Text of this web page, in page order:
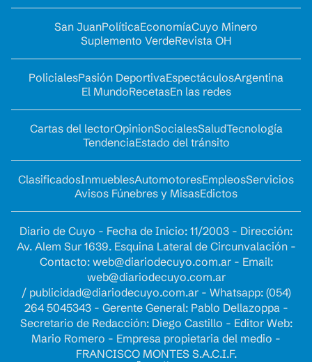
San JuanPolíticaEconomíaCuyo Minero
Suplemento VerdeRevista OH
PolicialesPasión DeportivaEspectáculosArgentina
El MundoRecetasEn las redes
Cartas del lectorOpinionSocialesSaludTecnología
TendenciaEstado del tránsito
ClasificadosInmueblesAutomotoresEmpleosServicios
Avisos Fúnebres y MisasEdictos
Diario de Cuyo - Fecha de Inicio: 11/2003 - Dirección:
Av. Alem Sur 1639. Esquina Lateral de Circunvalación -
Contacto: web@diariodecuyo.com.ar- Email:
web@diariodecuyo.com.ar
/ publicidad@diariodecuyo.com.ar- Whatsapp: (054)
264 5045343 - Gerente General: Pablo Dellazoppa -
Secretario de Redacción: Diego Castillo - Editor Web:
Mario Romero - Empresa propietaria del medio -
FRANCISCO MONTES S.A.C.I.F.